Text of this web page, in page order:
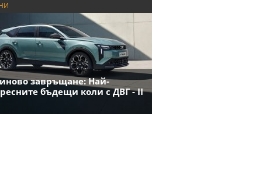
завръщане: Най-
бъдещи коли с ДВГ - II